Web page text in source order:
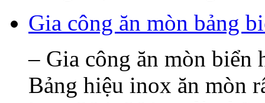
Gia công ăn mòn bảng
– Gia công ăn mòn biển
Bảng hiệu inox ăn mòn